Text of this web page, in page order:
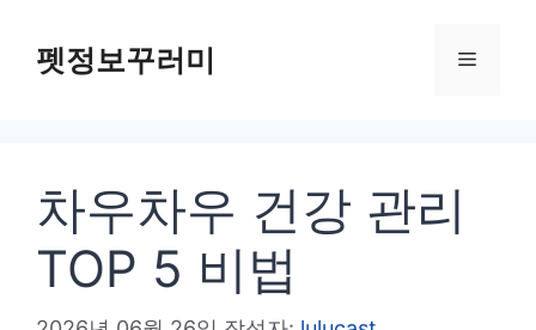
펫정보꾸러미 메
차우차우 건강 관리
TOP 5 비법